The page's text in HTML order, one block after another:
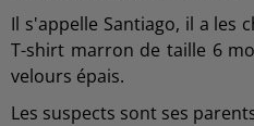
Il s'appelle Santiago, il a les
T-shirt marron de taille 6
velours épais.
Les suspects sont ses